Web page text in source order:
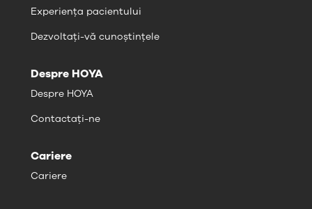
Experiența pacientului
Dezvoltați-vă cunoștințele
Despre HOYA
Despre HOYA
Contactați-ne
Cariere
Cariere